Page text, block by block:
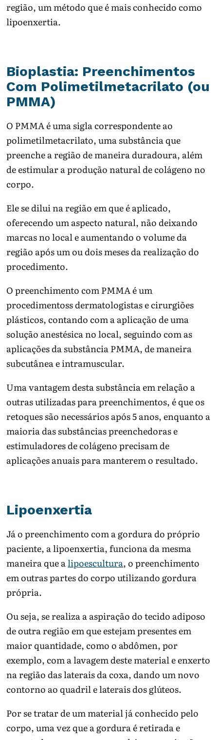
região, um método que é mais conhecido como
lipoenxertia.
Bioplastia: Preenchimentos
Com Polimetilmetacrilato (ou
PMMA)
O PMMA é uma sigla correspondente ao
polimetilmetacrilato, uma substância que
preenche a região de maneira duradoura, além
de estimular a produção natural de colágeno no
corpo.
Ele se dilui na região em que é aplicado,
oferecendo um aspecto natural, não deixando
marcas no local e aumentando o volume da
região após um ou dois meses da realização do
procedimento.
O preenchimento com PMMA é um
procedimentoss dermatologistas e cirurgiões
plásticos, contando com a aplicação de uma
solução anestésica no local, seguindo com as
aplicações da substância PMMA, de maneira
subcutânea e intramuscular.
Uma vantagem desta substância em relação a
outras utilizadas para preenchimentos, é que os
retoques são necessários após 5 anos, enquanto a
maioria das substâncias preenchedoras e
estimuladores de colágeno precisam de
aplicações anuais para manterem o resultado.
Lipoenxertia
Já o preenchimento com a gordura do próprio
paciente, a lipoenxertia, funciona da mesma
maneira que alipoescultura, o preenchimento
em outras partes do corpo utilizando gordura
própria.
Ou seja, se realiza a aspiração do tecido adiposo
de outra região em que estejam presentes em
maior quantidade, como o abdômen, por
exemplo, com a lavagem deste material e enxerto
na região das laterais da coxa, dando um novo
contorno ao quadril e laterais dos glúteos.
Por se tratar de um material já conhecido pelo
corpo, uma vez que a gordura é retirada e